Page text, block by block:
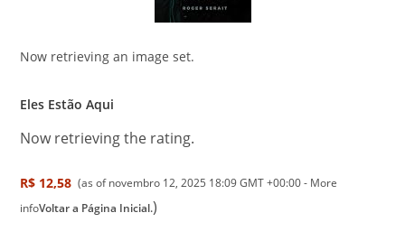
Now retrieving an image set.
Eles Estão Aqui
Now retrieving the rating.
R$ 12,58 (as of novembro 12, 2025 18:09 GMT +00:00 - More
infoVoltar a Página Inicial.)